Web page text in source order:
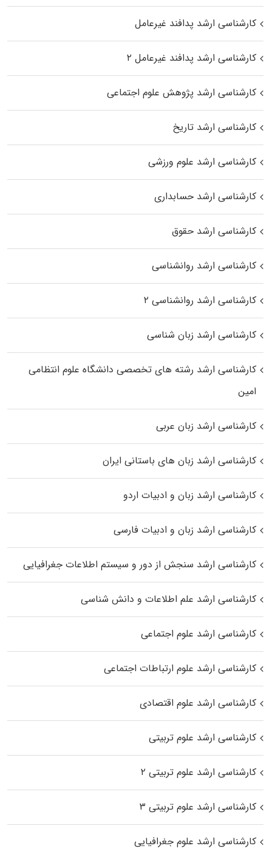
کارشناسی ارشد پدافند غیرعامل
کارشناسی ارشد پدافند غیرعامل ۲
کارشناسی ارشد پژوهش علوم اجتماعی
کارشناسی ارشد تاریخ
کارشناسی ارشد علوم ورزشی
کارشناسی ارشد حسابداری
کارشناسی ارشد حقوق
کارشناسی ارشد روانشناسی
کارشناسی ارشد روانشناسی ۲
کارشناسی ارشد زبان شناسی
کارشناسی ارشد رﺷﺘﻪ ﻫﺎی تخصصی داﻧﺸﮕﺎه ﻋﻠﻮم انتظامی
اﻣﻴﻦ
کارشناسی ارشد زبان عربی
کارشناسی ارشد زبان‌ های باستانی ایران
کارشناسی ارشد زبان و ادبیات اردو
کارشناسی ارشد زبان و ادبیات فارسی
کارشناسی ارشد سنجش از دور و سیستم اطلاعات جغرافیایی
کارشناسی ارشد علم اطلاعات و دانش شناسی
کارشناسی ارشد علوم اجتماعی
کارشناسی ارشد علوم ارتباطات اجتماعی
کارشناسی ارشد علوم اقتصادی
کارشناسی ارشد علوم تربیتی
کارشناسی ارشد علوم تربیتی ۲
کارشناسی ارشد علوم تربیتی ۳
کارشناسی ارشد علوم جغرافیایی